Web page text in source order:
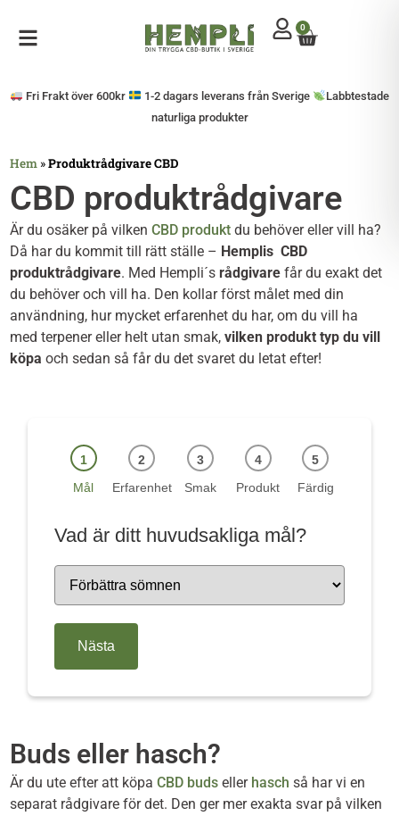
Öppna sidomeny Mitt konto
0
Fri Frakt över 600kr 1-2 dagars leverans från Sverige
Labbtestade
naturliga produkter
Hem »Produktrådgivare CBD
CBD produktrådgivare
Är du osäker på vilkenCBD produkt du behöver eller vill ha?
Då har du kommit till rätt ställe – Hemplis CBD
produktrådgivare. Med Hempli´srådgivare får du exakt det
du behöver och vill ha. Den kollar först målet med din
användning, hur mycket erfarenhet du har, om du vill ha
med terpener eller helt utan smak,vilken produkt typ du vill
köpa och sedan så får du det svaret du letat efter!
Mål Erfarenhet Smak Produkt Färdig
Vad är ditt huvudsakliga mål?
Välj mål
Nästa
Buds eller hasch?
Är du ute efter att köpaCBD buds eller hasch så har vi en
separat rådgivare för det. Den ger mer exakta svar på vilken